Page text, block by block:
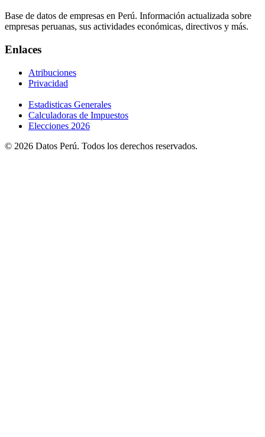
Base de datos de empresas en Perú. Información actualizada sobre
empresas peruanas, sus actividades económicas, directivos y más.
Enlaces
Atribuciones
Privacidad
Estadisticas Generales
Calculadoras de Impuestos
Elecciones 2026
© 2026 Datos Perú. Todos los derechos reservados.